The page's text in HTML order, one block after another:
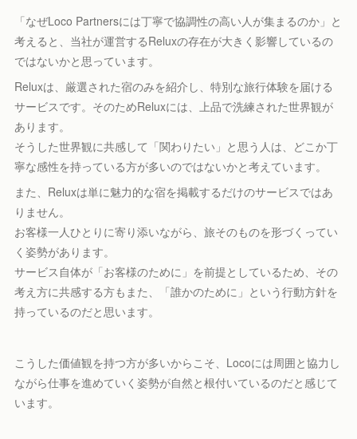
「なぜLoco Partnersには丁寧で協調性の高い人が集まるのか」と
考えると、当社が運営するReluxの存在が大きく影響しているの
ではないかと思っています。
Reluxは、厳選された宿のみを紹介し、特別な旅行体験を届ける
サービスです。そのためReluxには、上品で洗練された世界観が
あります。
そうした世界観に共感して「関わりたい」と思う人は、どこか丁
寧な感性を持っている方が多いのではないかと考えています。
また、Reluxは単に魅力的な宿を掲載するだけのサービスではあ
りません。
お客様一人ひとりに寄り添いながら、旅そのものを形づくってい
く姿勢があります。
サービス自体が「お客様のために」を前提としているため、その
考え方に共感する方もまた、「誰かのために」という行動方針を
持っているのだと思います。
こうした価値観を持つ方が多いからこそ、Locoには周囲と協力し
ながら仕事を進めていく姿勢が自然と根付いているのだと感じて
います。